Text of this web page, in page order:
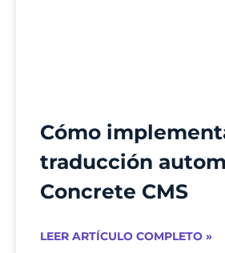
Cómo
traducción
Concrete CMS
LEER ARTÍCULO COMPLETO »